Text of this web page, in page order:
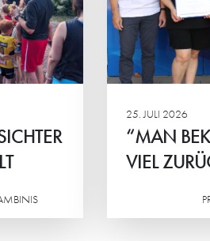
25. JULI 2026
“MAN
VIEL
Konkova
des
und